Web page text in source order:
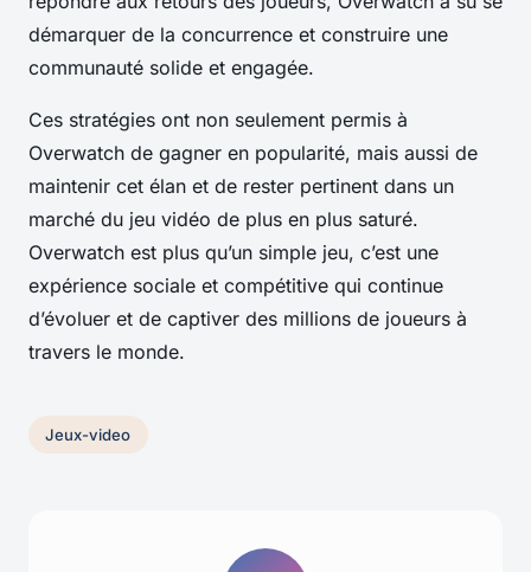
démarquer de la concurrence et construire une
communauté solide et engagée.
Ces stratégies ont non seulement permis à
Overwatch de gagner en popularité, mais aussi de
maintenir cet élan et de rester pertinent dans un
marché du jeu vidéo de plus en plus saturé.
Overwatch est plus qu’un simple jeu, c’est une
expérience sociale et compétitive qui continue
d’évoluer et de captiver des millions de joueurs à
travers le monde.
Jeux-video